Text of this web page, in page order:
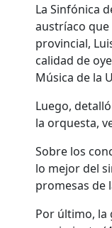
La Sinfónica
austríaco
provincial,
calidad de
Música de la
Luego,
la orquesta,
Sobre los
lo mejor del
promesas de
Por último, la